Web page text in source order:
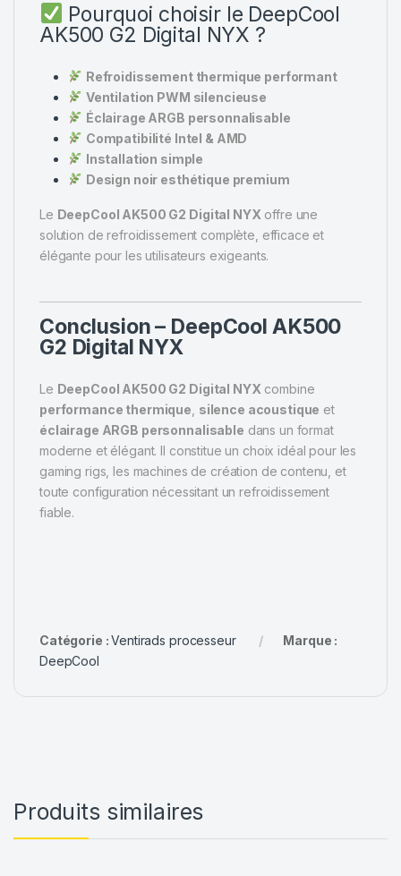
Pourquoi choisir le DeepCool
AK500 G2 Digital NYX ?
Refroidissement thermique performant
Ventilation PWM silencieuse
Éclairage ARGB personnalisable
Compatibilité Intel & AMD
Installation simple
Design noir esthétique premium
Le DeepCool AK500 G2 Digital NYX offre une
solution de refroidissement complète, efficace et
élégante pour les utilisateurs exigeants.
Conclusion – DeepCool AK500
G2 Digital NYX
Le DeepCool AK500 G2 Digital NYX combine
performance thermique silence acoustique et
éclairage ARGB personnalisable dans un format
moderne et élégant. Il constitue un choix idéal pour les
gaming rigs, les machines de création de contenu, et
toute configuration nécessitant un refroidissement
fiable.
Catégorie :Ventirads processeur
Marque :
DeepCool
Produits similaires